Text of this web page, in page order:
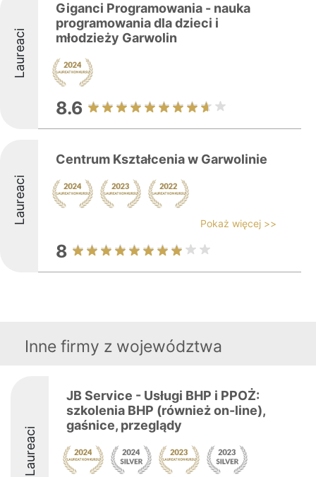
Laureaci
Giganci Programowania - nauka
programowania dla dzieci i
młodzieży Garwolin
8.6
Laureaci
Centrum Kształcenia w Garwolinie
Pokaż więcej >>
8
Inne firmy z województwa
Laureaci
JB Service - Usługi BHP i PPOŻ:
szkolenia BHP (również on-line),
gaśnice, przeglądy